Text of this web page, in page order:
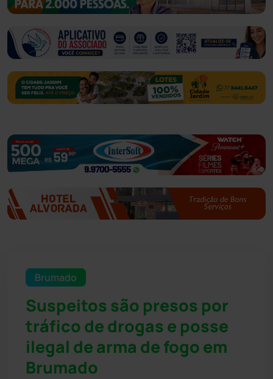
Brumado
Suspeitos são presos por
tráfico de drogas e posse
ilegal de arma de fogo em
Brumado